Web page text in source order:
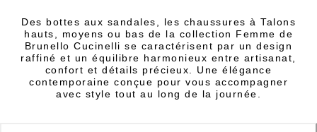
Des bottes aux sandales, les chaussures à Talons
hauts, moyens ou bas de la collection Femme de
Brunello Cucinelli se caractérisent par un design
raffiné et un équilibre harmonieux entre artisanat,
confort et détails précieux. Une élégance
contemporaine conçue pour vous accompagner
avec style tout au long de la journée.